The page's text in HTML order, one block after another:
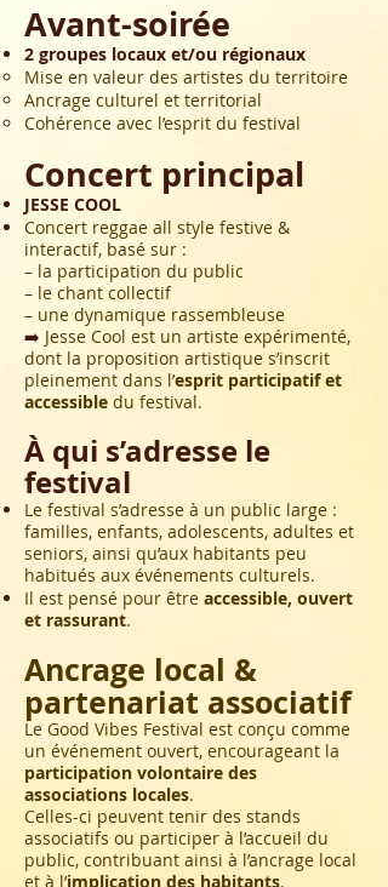
Avant-soirée
2 groupes locaux et/ou régionaux
Mise en valeur des artistes du territoire
Ancrage culturel et territorial
Cohérence avec l’esprit du festival
Concert principal
JESSE COOL
Concert reggae all style festive &
interactif, basé sur :
– la participation du public
– le chant collectif
– une dynamique rassembleuse
➡️ Jesse Cool est un artiste expérimenté,
dont la proposition artistique s’inscrit
pleinement dans l’esprit participatif et
accessible du festival.
À qui s’adresse le
festival
Le festival s’adresse à un public large :
familles, enfants, adolescents, adultes et
seniors, ainsi qu’aux habitants peu
habitués aux événements culturels.
Il est pensé pour être accessible, ouvert
et rassurant.
Ancrage local &
partenariat associatif
Le Good Vibes Festival est conçu comme
un événement ouvert, encourageant la
participation volontaire des
associations locales.
Celles-ci peuvent tenir des stands
associatifs ou participer à l’accueil du
public, contribuant ainsi à l’ancrage local
et à l’implication des habitants.